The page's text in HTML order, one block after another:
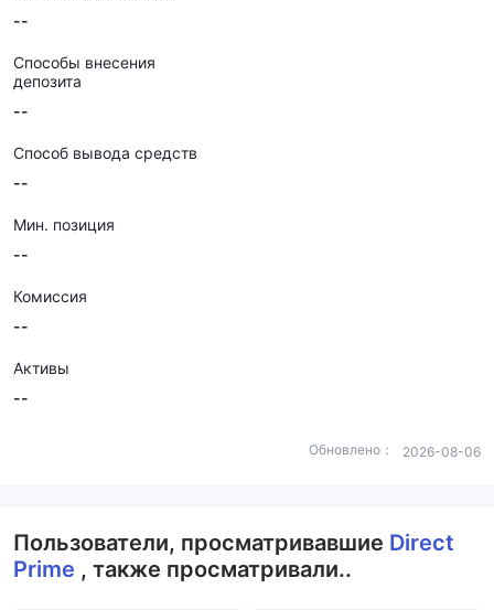
--
Способы внесения
депозита
--
Способ вывода средств
--
Мин. позиция
--
Комиссия
--
Активы
--
Обновлено： 2026-08-06
Пользователи, просматривавшие Direct
Prime , также просматривали..